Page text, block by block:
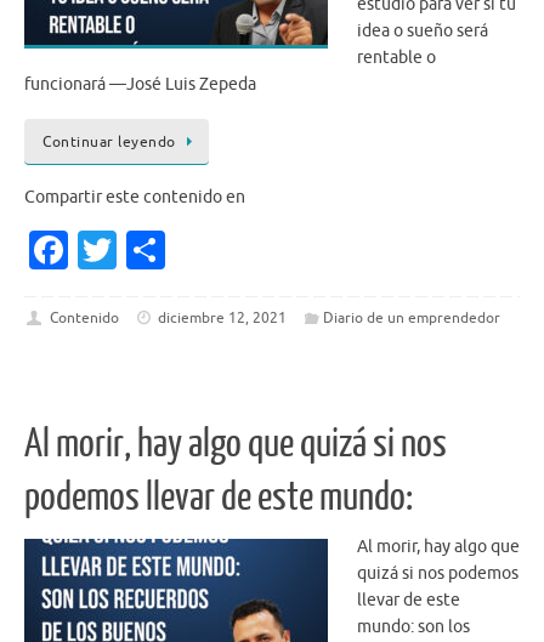
estudio para ver si tu
idea o sueño será
rentable o
funcionará —José Luis Zepeda
Continuar leyendo
Compartir este contenido en
Fa
e
o
k
T
it ar
Contenido diciembre 12, 2021 Diario de un emprendedor
Al morir, hay algo que quizá si nos
podemos llevar de este mundo:
Al morir, hay algo que
quizá si nos podemos
llevar de este
mundo: son los